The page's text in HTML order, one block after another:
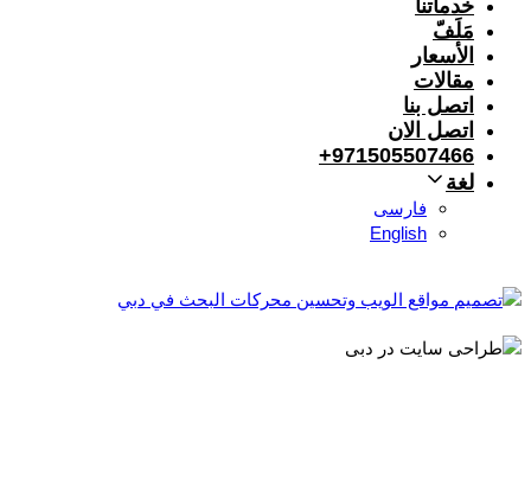
خدماتنا
مَلَفّ
الأسعار
مقالات
اتصل بنا
اتصل الان
971505507466+
لغة
فارسی
English